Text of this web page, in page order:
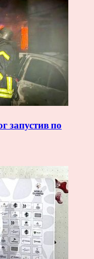
запустив по